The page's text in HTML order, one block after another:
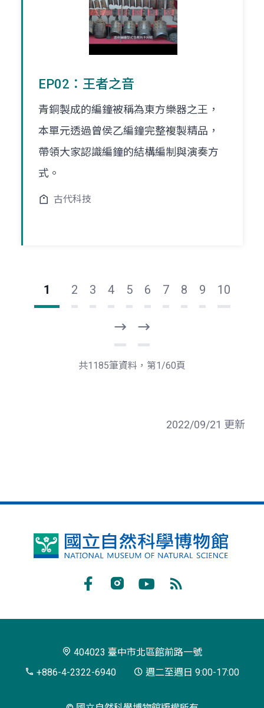
EP02：王者之音
青銅製成的編鐘被稱為東方樂器之王，
本單元透過曾侯乙編鐘完整複製精品，
帶領大家認識編鐘的結構編制與演奏方
式。
古代科技
1 2 3 4 5 6 7 8 9 10
一
頁
後
一
共1185筆資料，第1/60頁
2022/09/21 更新
國
博
閱
404023 臺中市北區館前路一號
+886-4-2322-6940
週二至週日 9:00-17:00